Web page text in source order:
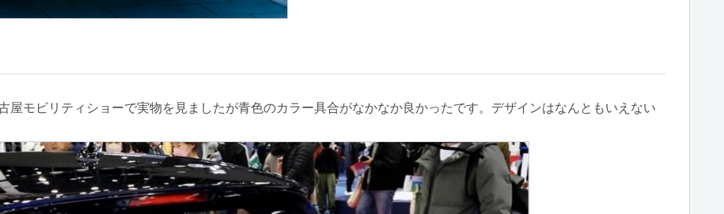
屋モビリティショーで実物を見ましたが青色のカラー具合がなかなか良かったです。デザインはなんともいえない